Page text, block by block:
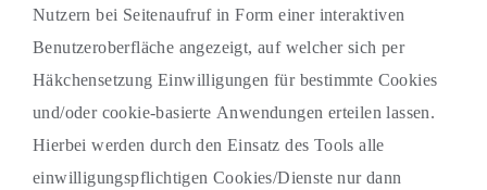
Nutzern bei Seitenaufruf in Form einer interaktiven
Benutzeroberfläche angezeigt, auf welcher sich per
Häkchensetzung Einwilligungen für bestimmte Cookies
und/oder cookie-basierte Anwendungen erteilen lassen.
Hierbei werden durch den Einsatz des Tools alle
einwilligungspflichtigen Cookies/Dienste nur dann